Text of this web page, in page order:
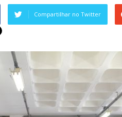
Compartilhar no Twitter